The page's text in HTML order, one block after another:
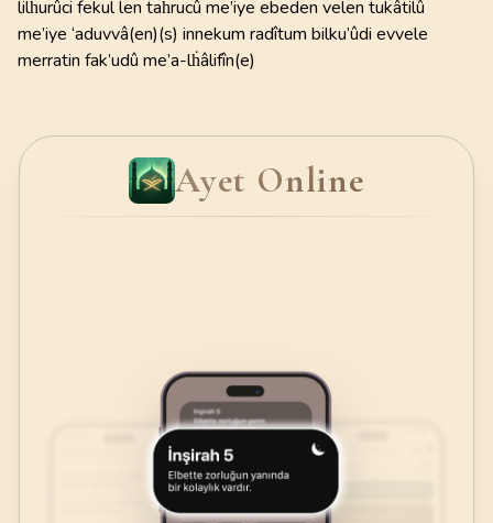
lilḣurûci fekul len taḣrucû me’iye ebeden velen tukâtilû
me’iye ‘aduvvâ(en)(s) innekum radîtum bilku’ûdi evvele
merratin fak’udû me’a-lḣâlifîn(e)
Ayet Online